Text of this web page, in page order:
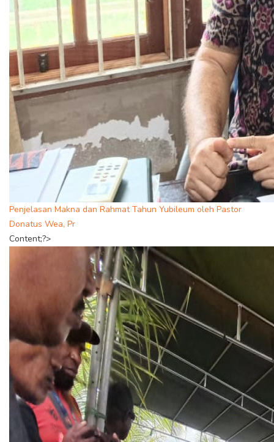
Penjelasan Makna dan Rahmat Tahun Yubileum oleh Pastor
Donatus Wea, Pr
Content;?>